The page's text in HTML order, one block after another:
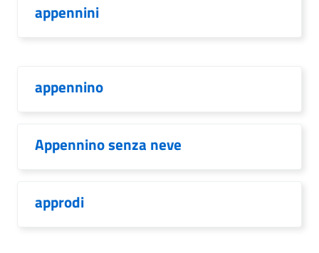
appennini
appennino
Appennino senza neve
approdi